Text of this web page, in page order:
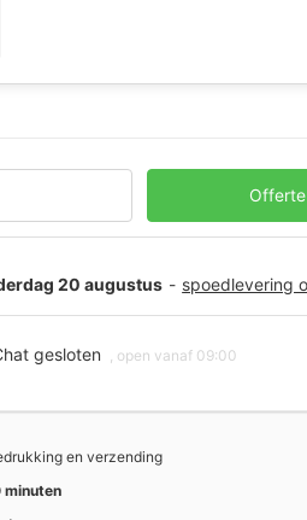
20 augustus - spoedlevering
gesloten , open vanaf 09:00
en verzending
minuten